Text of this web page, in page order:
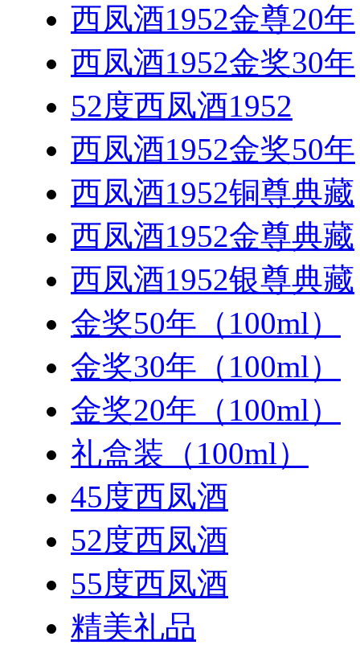
西凤酒1952金尊20年
西凤酒1952金奖30年
52度西凤酒1952
西凤酒1952金奖50年
西凤酒1952铜尊典藏
西凤酒1952金尊典藏
西凤酒1952银尊典藏
金奖50年（100ml）
金奖30年（100ml）
金奖20年（100ml）
礼盒装（100ml）
45度西凤酒
52度西凤酒
55度西凤酒
精美礼品